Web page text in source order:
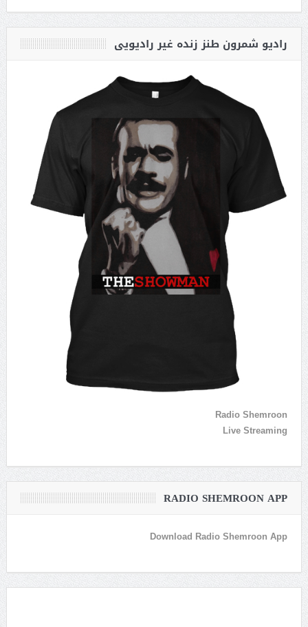
رادیو شمرون طنز زنده غیر رادیویی
Radio Shemroon
Live Streaming
RADIO SHEMROON APP
Download Radio Shemroon App